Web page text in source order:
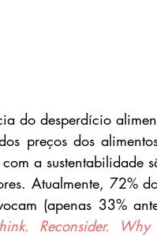
do desperdício
preços dos
a sustentabilidade
Atualmente, 72%
(apenas 33%
Reconsider.